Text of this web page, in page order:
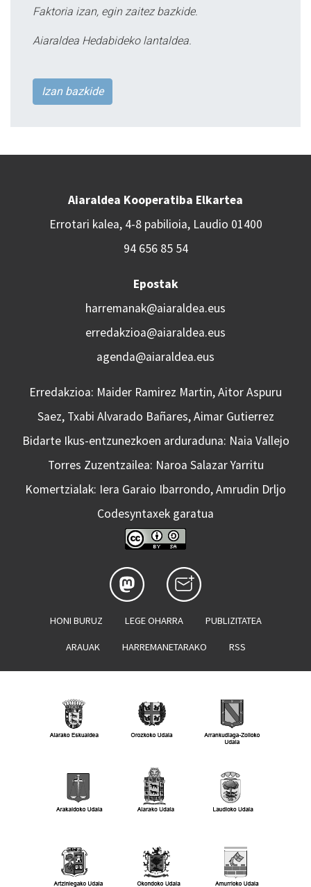
Faktoria izan, egin zaitez bazkide.
Aiaraldea Hedabideko lantaldea.
Izan bazkide
Aiaraldea Kooperatiba Elkartea
Errotari kalea, 4-8 pabilioia, Laudio 01400
94 656 85 54
Epostak
harremanak@aiaraldea.eus
erredakzioa@aiaraldea.eus
agenda@aiaraldea.eus
Erredakzioa: Maider Ramirez Martin, Aitor Aspuru
Saez, Txabi Alvarado Bañares, Aimar Gutierrez
Bidarte Ikus-entzunezkoen arduraduna: Naia Vallejo
Torres Zuzentzailea: Naroa Salazar Yarritu
Komertzialak: Iera Garaio Ibarrondo, Amrudin Drljo
Codesyntaxek garatua
HONI BURUZ LEGE OHARRA PUBLIZITATEA
ARAUAK HARREMANETARAKO RSS